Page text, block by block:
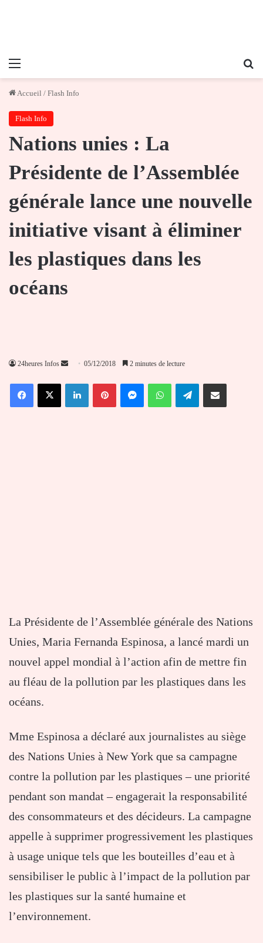
Menu
Accueil / Flash Info
Flash Info
Nations unies : La
Présidente de l’Assemblée
générale lance une nouvelle
initiative visant à éliminer
les plastiques dans les
océans
24heures Infos
Envoyer
courriel
05/12/2018 2 minutes de lecture
FacebookX LinkedinPinterestMessengerWhatsAppTelegramPartager par email
La Présidente de l’Assemblée générale des Nations
Unies, Maria Fernanda Espinosa, a lancé mardi un
nouvel appel mondial à l’action afin de mettre fin
au fléau de la pollution par les plastiques dans les
océans.
Mme Espinosa a déclaré aux journalistes au siège
des Nations Unies à New York que sa campagne
contre la pollution par les plastiques – une priorité
pendant son mandat – engagerait la responsabilité
des consommateurs et des décideurs. La campagne
appelle à supprimer progressivement les plastiques
à usage unique tels que les bouteilles d’eau et à
sensibiliser le public à l’impact de la pollution par
les plastiques sur la santé humaine et
l’environnement.